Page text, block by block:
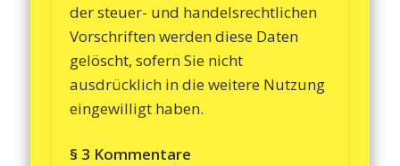
der steuer- und handelsrechtlichen
Vorschriften werden diese Daten
gelöscht, sofern Sie nicht
ausdrücklich in die weitere Nutzung
eingewilligt haben.
§ 3 Kommentare